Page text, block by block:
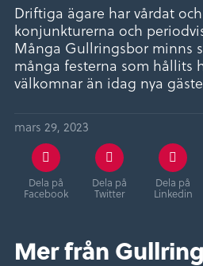
Driftiga ägare har vårdat
konjunkturerna och
Många Gullringsbor minns
många festerna som hållits
välkomnar än idag nya
mars 29, 2023
Dela på
Facebook
Dela på
Twitter
Dela på
Linkedin
Mer från